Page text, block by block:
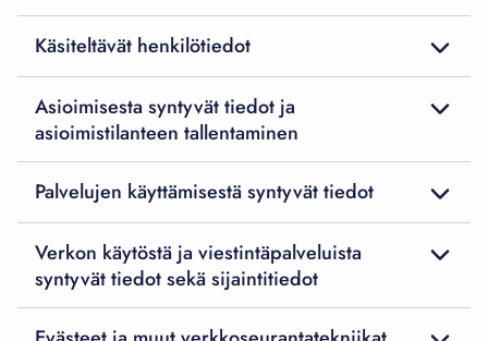
Käsiteltävät henkilötiedot
Asioimisesta syntyvät tiedot ja
asioimistilanteen tallentaminen
Palvelujen käyttämisestä syntyvät tiedot
Verkon käytöstä ja viestintäpalveluista
syntyvät tiedot sekä sijaintitiedot